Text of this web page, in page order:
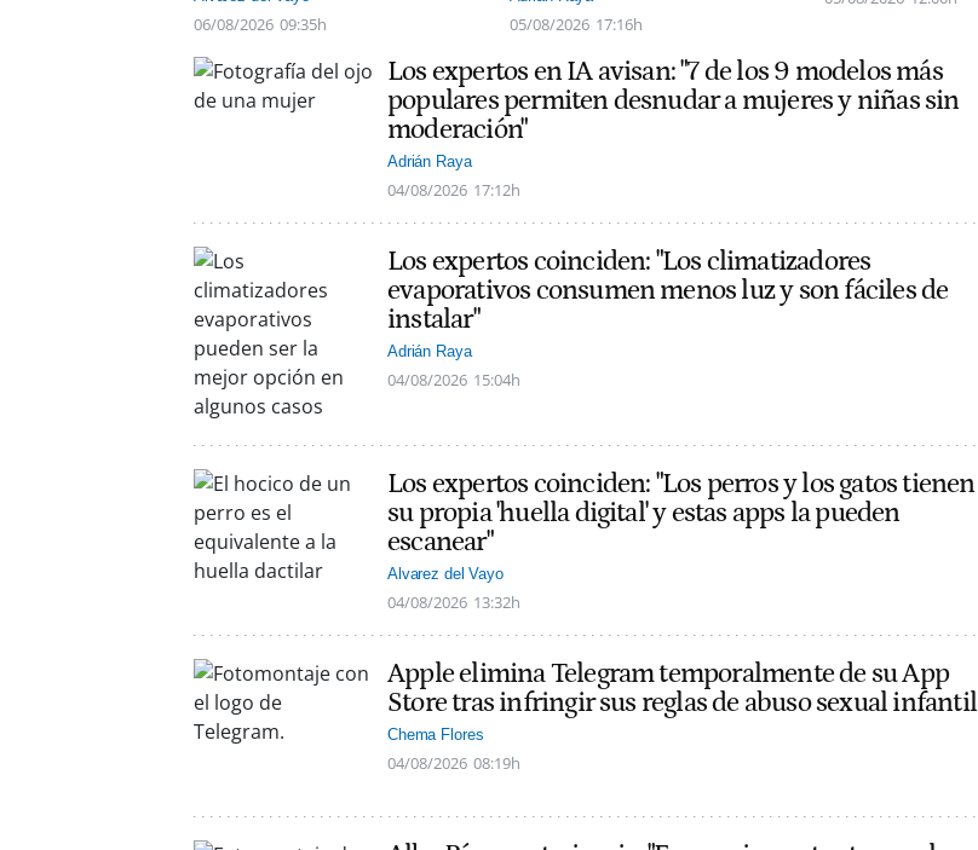
06/08/2026 09:35h 05/08/2026 17:16h
Los expertos en IA avisan: "7 de los 9 modelos más
populares permiten desnudar a mujeres y niñas sin
moderación"
Adrián Raya
04/08/2026 17:12h
Los expertos coinciden: "Los climatizadores
evaporativos consumen menos luz y son fáciles de
instalar"
Adrián Raya
04/08/2026 15:04h
Los expertos coinciden: "Los perros y los gatos tienen
su propia 'huella digital' y estas apps la pueden
escanear"
Alvarez del Vayo
04/08/2026 13:32h
Apple elimina Telegram temporalmente de su App
Store tras infringir sus reglas de abuso sexual infantil
Chema Flores
04/08/2026 08:19h